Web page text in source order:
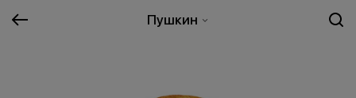
Пушкин